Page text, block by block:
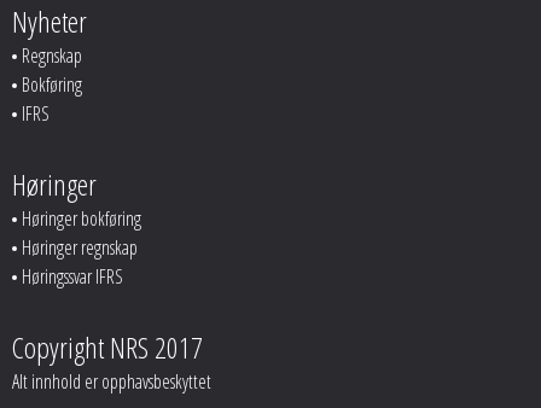
Nyheter
Regnskap
Bokføring
IFRS
Høringer
Høringer bokføring
Høringer regnskap
Høringssvar IFRS
Copyright NRS 2017
Alt innhold er opphavsbeskyttet